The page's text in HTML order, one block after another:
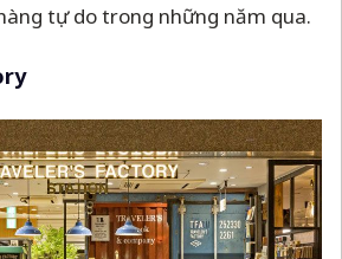
tự do trong những năm qua.